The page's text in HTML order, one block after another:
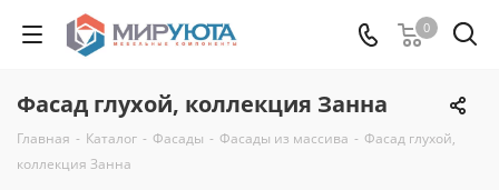
0
Фасад глухой, коллекция Занна
Главная - Каталог - Фасады - Фасады из массива - Фасад глухой,
коллекция Занна